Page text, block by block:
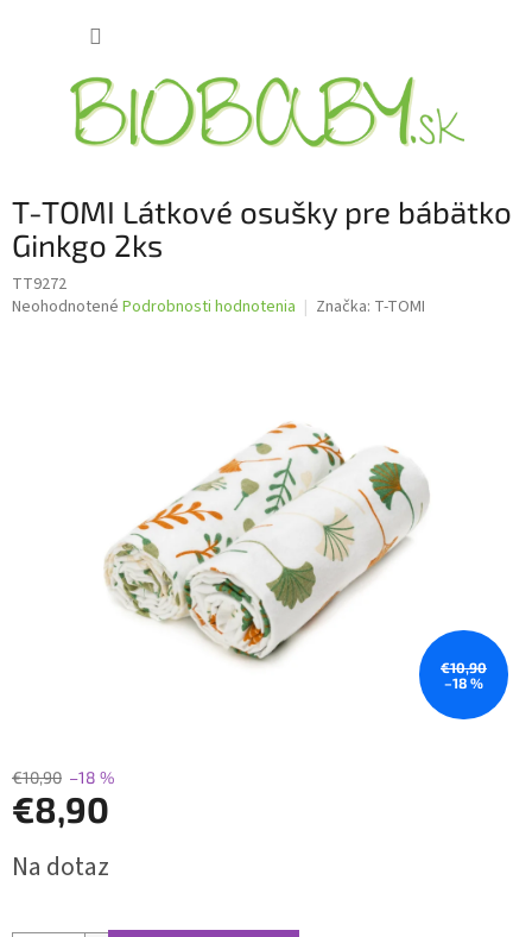
T-TOMI Látkové osušky pre bábätko
Ginkgo 2ks
TT9272
Priemerné
Neohodnotené Podrobnosti hodnotenia Značka: T-TOMI
€10,90
–18 %
€10,90 –18 %
€8,90
cena:
Na dotaz